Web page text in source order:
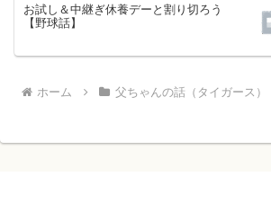
お試し＆中継ぎ休養デーと割り切ろう
【野球話】
ホーム 父ちゃんの話（タイガース）